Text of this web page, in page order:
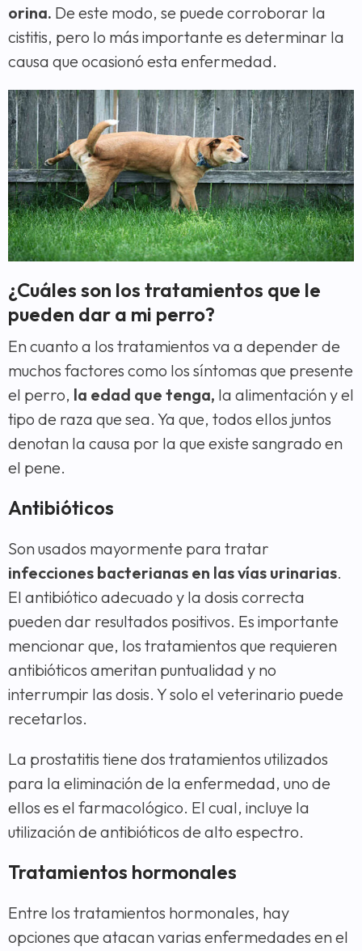
orina. De este modo, se puede corroborar la
cistitis, pero lo más importante es determinar la
causa que ocasionó esta enfermedad.
¿Cuáles son los tratamientos que le
pueden dar a mi perro?
En cuanto a los tratamientos va a depender de
muchos factores como los síntomas que presente
el perro, la edad que tenga, la alimentación y el
tipo de raza que sea. Ya que, todos ellos juntos
denotan la causa por la que existe sangrado en
el pene.
Antibióticos
Son usados mayormente para tratar
infecciones bacterianas en las vías urinarias.
El antibiótico adecuado y la dosis correcta
pueden dar resultados positivos. Es importante
mencionar que, los tratamientos que requieren
antibióticos ameritan puntualidad y no
interrumpir las dosis. Y solo el veterinario puede
recetarlos.
La prostatitis tiene dos tratamientos utilizados
para la eliminación de la enfermedad, uno de
ellos es el farmacológico. El cual, incluye la
utilización de antibióticos de alto espectro.
Tratamientos hormonales
Entre los tratamientos hormonales, hay
opciones que atacan varias enfermedades en el